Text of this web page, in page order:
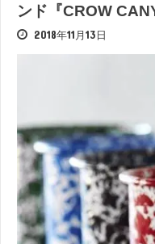
ンド『CROW
2018年11月13日